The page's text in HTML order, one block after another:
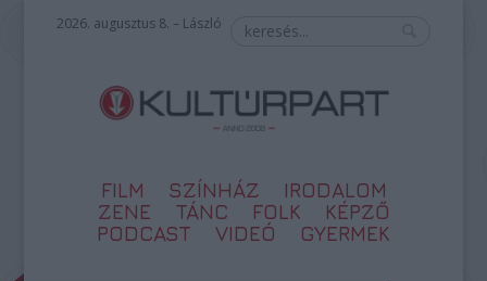
2026. augusztus 8. – László
FILM SZÍNHÁZ
IRODALOM
ZENE
TÁNC FOLK
KÉPZŐ
PODCAST
VIDEÓ GYERMEK